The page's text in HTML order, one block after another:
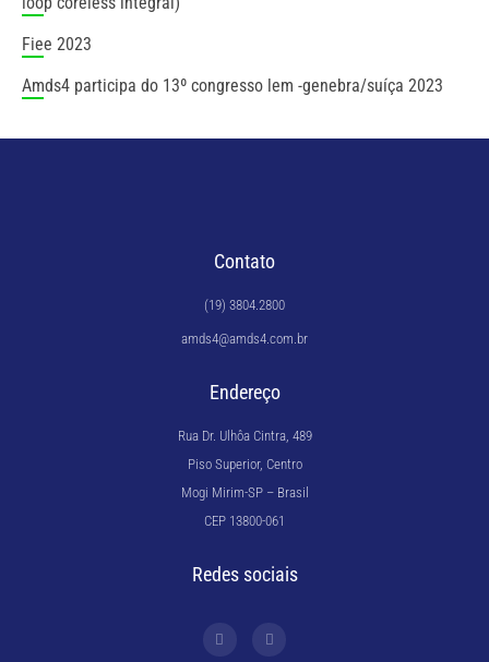
fiee 2023
amds4 participa do 13º congresso lem -genebra/suíça 2023
Contato
(19) 3804.2800
amds4@amds4.com.br
Endereço
Rua Dr. Ulhôa Cintra, 489
Piso Superior, Centro
Mogi Mirim-SP – Brasil
CEP 13800-061
Redes sociais